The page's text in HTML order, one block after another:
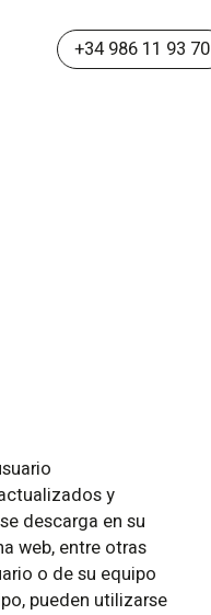
+34 986 11 93 70
y
descarga en su
web, entre otras
o de su equipo
pueden utilizarse